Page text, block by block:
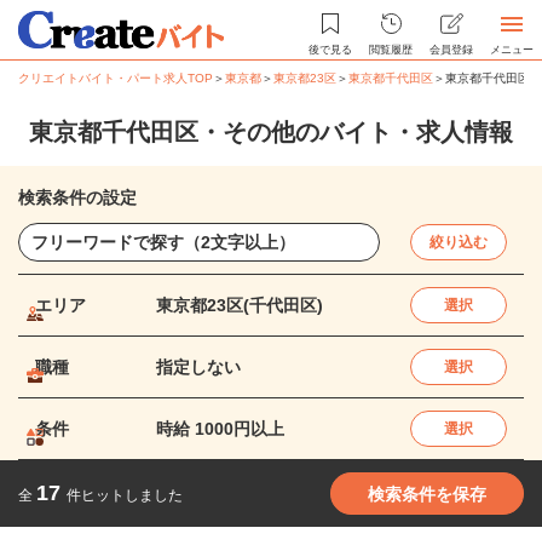
後で見る 閲覧履歴 会員登録 メニュー
クリエイトバイト・パート求人TOP ＞東京都＞東京都23区＞東京都千代田区＞東京都千代田区
東京都千代田区・その他のバイト・求人情報
検索条件の設定
絞り込む
エリア 東京都23区(千代田区) 選択
職種 指定しない 選択
条件 時給 1000円以上 選択
全 17 件ヒットしました 検索条件を保存